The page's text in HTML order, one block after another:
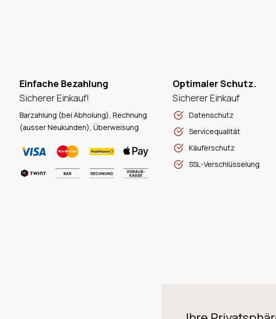
Einfache Bezahlung
Sicherer Einkauf!
Barzahlung (bei Abholung), Rechnung
(ausser Neukunden), Überweisung
Optimaler Schutz.
Sicherer Einkauf
Datenschutz
Servicequalität
Käuferschutz
SSL-Verschlüsselung